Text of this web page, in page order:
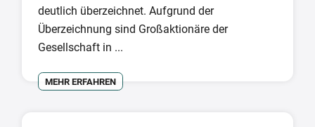
deutlich überzeichnet. Aufgrund der
Überzeichnung sind Großaktionäre der
Gesellschaft in ...
MEHR ERFAHREN